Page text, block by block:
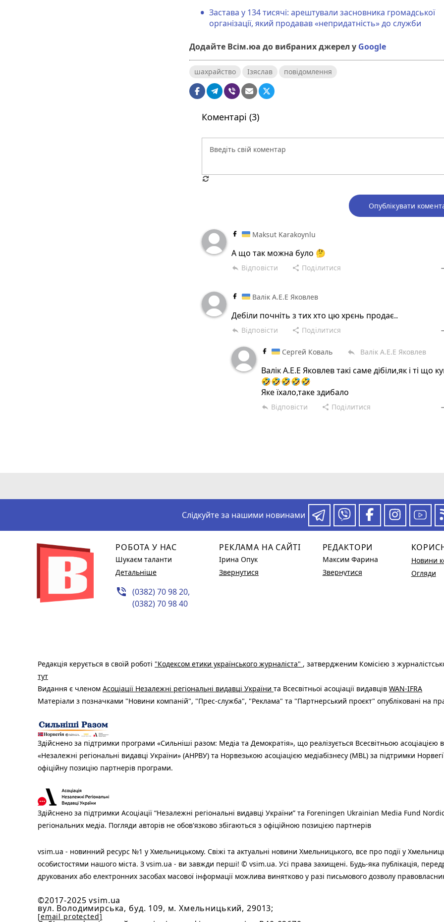
Застава у 134 тисячі: арештували засновника громадської
організації, який продавав «непридатність» до служби
Додайте Всім.юа до вибраних джерел у Google
шахрайство Ізяслав повідомлення
Коментарі (3)
Опублікувати
Maksut Karakoynlu
А що так можна було 🤔
reply Відповісти share Поділитися
Валік А.Е.Е Яковлев
Дебіли почніть з тих хто цю хрєнь продає..
reply Відповісти share Поділитися
Сергей Коваль reply Валік А.Е.Е Яковлев
Валік А.Е.Е Яковлев такі саме дібіли,як і ті що
🤣🤣🤣🤣🤣
Яке їхало,таке здибало
reply Відповісти share Поділитися
Слідкуйте за нашими новинами
РОБОТА У НАС
Шукаєм таланти
Детальніше
phone_in_talk (0382) 70 98 20,
(0382) 70 98 40
РЕКЛАМА НА САЙТІ
Ірина Опук
Звернутися
РЕДАКТОРИ
Максим Фарина
Звернутися
Новини
Огляди
Редакція керується в своїй роботі "Кодексом етики українського журналіста" , затвердженим Комісією з
тут
Видання є членом Асоціації Незалежні регіональні видавці України та Всесвітньої асоціації видавців WAN-IFRA
Матеріали з позначками "Новини компаній", "Прес-служба", "Реклама" та "Партнерський проєкт" опубліковані на
Здійснено за підтримки програми «Сильніші разом: Медіа та Демократія», що реалізується Всесвітньою асоціацією
«Незалежні регіональні видавці України» (АНРВУ) та Норвезькою асоціацією медіабізнесу (MBL) за підтримки
офіційну позицію партнерів програми.
Здійснено за підтримки Асоціації “Незалежні регіональні видавці України” та Foreningen Ukrainian Media Fund
регіональних медіа. Погляди авторів не обов'язково збігаються з офіційною позицією партнерів
vsim.ua - новинний ресурс №1 у Хмельницькому. Свіжі та актуальні новини Хмельницького, все про події у
особистостями нашого міста. З vsim.ua - ви завжди перші! © vsim.ua. Усі права захищені. Будь-яка публiкацiя,
друкованих або електронних засобах масової інформації можлива винятково у разі письмового дозволу
©2017-2025 vsim.ua
вул. Володимирська, буд. 109, м. Хмельницький, 29013;
[email protected]